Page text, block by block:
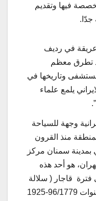
فیها وتقدیم
جدّا.
عريقة في رديف
تطرق معظم
وتاريخها في
يلمع علماء
وجهة للسياحة
منذ القرون
بمدینة سمنان مركز
هو أحد هذه
فترة قاجار ( سلالة
من السلاطين حكمت في ایران سنوات 96/1779-1925